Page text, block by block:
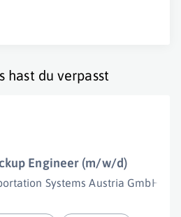
hast du verpasst
Engineer (m/w/d)
Systems Austria GmbH